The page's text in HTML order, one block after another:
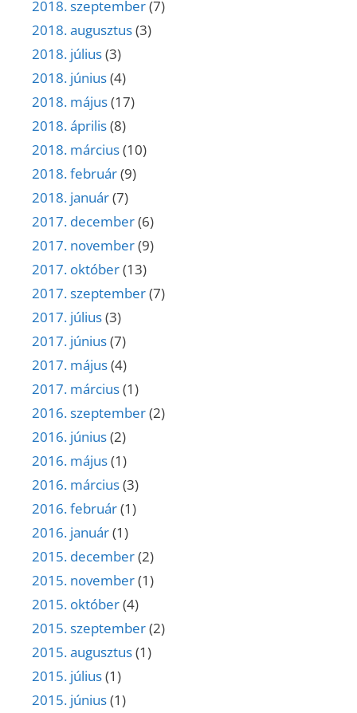
2018. szeptember(7)
2018. augusztus(3)
2018. július(3)
2018. június(4)
2018. május(17)
2018. április(8)
2018. március(10)
2018. február(9)
2018. január(7)
2017. december(6)
2017. november(9)
2017. október(13)
2017. szeptember(7)
2017. július(3)
2017. június(7)
2017. május(4)
2017. március(1)
2016. szeptember(2)
2016. június(2)
2016. május(1)
2016. március(3)
2016. február(1)
2016. január(1)
2015. december(2)
2015. november(1)
2015. október(4)
2015. szeptember(2)
2015. augusztus(1)
2015. július(1)
2015. június(1)